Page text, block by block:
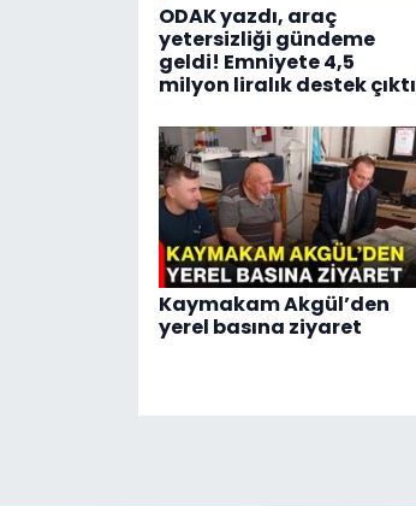
ODAK yazdı, araç
yetersizliği gündeme
geldi! Emniyete 4,5
milyon liralık destek çıktı
Kaymakam Akgül’den
yerel basına ziyaret